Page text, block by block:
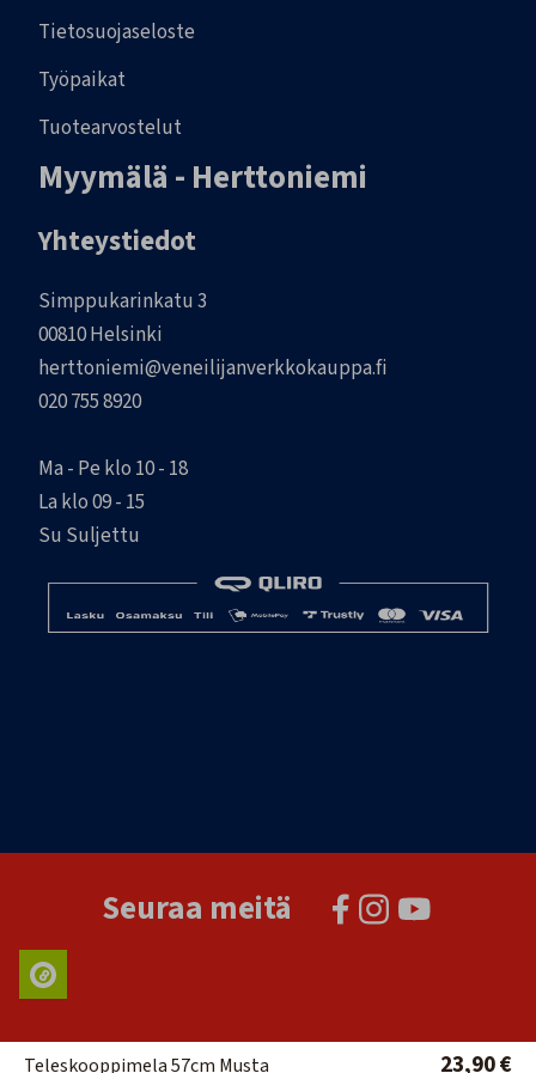
Teleskooppimela 57cm Musta 23,90 €
Tietosuojaseloste
Työpaikat
Tuotearvostelut
Myymälä - Herttoniemi
Yhteystiedot
Simppukarinkatu 3
00810 Helsinki
herttoniemi@veneilijanverkkokauppa.fi
020 755 8920
Ma - Pe klo 10 - 18
La klo 09 - 15
Su Suljettu
Seuraa meitä